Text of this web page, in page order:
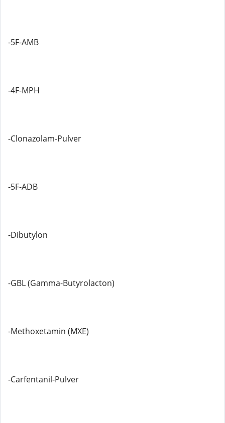
-5F-AMB
-4F-MPH
-Clonazolam-Pulver
-5F-ADB
-Dibutylon
-GBL (Gamma-Butyrolacton)
-Methoxetamin (MXE)
-Carfentanil-Pulver